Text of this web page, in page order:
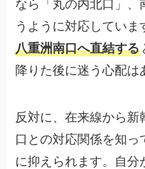
なら「丸の内北口」、
うように対応していま
八重洲南口へ直結する
降りた後に迷う心配は
反対に、在来線から新
口との対応関係を知っ
に抑えられます。自分